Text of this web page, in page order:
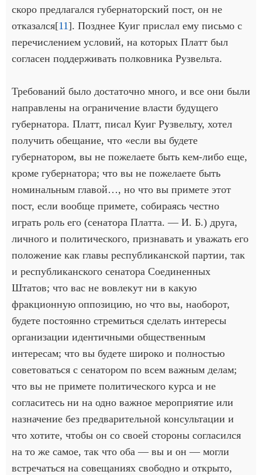
скоро предлагался губернаторский пост, он не
отказался[11]. Позднее Куиг прислал ему письмо с
перечислением условий, на которых Платт был
согласен поддерживать полковника Рузвельта.
Требований было достаточно много, и все они были
направлены на ограничение власти будущего
губернатора. Платт, писал Куиг Рузвельту, хотел
получить обещание, что «если вы будете
губернатором, вы не пожелаете быть кем-либо еще,
кроме губернатора; что вы не пожелаете быть
номинальным главой…, но что вы примете этот
пост, если вообще примете, собираясь честно
играть роль его (сенатора Платта. — И. Б.) друга,
личного и политического, признавать и уважать его
положение как главы республиканской партии, так
и республиканского сенатора Соединенных
Штатов; что вас не вовлекут ни в какую
фракционную оппозицию, но что вы, наоборот,
будете постоянно стремиться сделать интересы
организации идентичными общественным
интересам; что вы будете широко и полностью
советоваться с сенатором по всем важным делам;
что вы не примете политического курса и не
согласитесь ни на одно важное мероприятие или
назначение без предварительной консультации и
что хотите, чтобы он со своей стороны согласился
на то же самое, так что оба — вы и он — могли
встречаться на совещаниях свободно и открыто,